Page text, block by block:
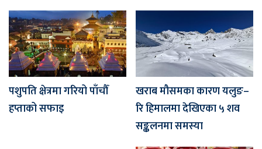
पशुपति क्षेत्रमा गरियो पाँचौँ
हप्ताको सफाइ
खराब मौसमका कारण यलुङ–
रि हिमालमा देखिएका ५ शव
सङ्कलनमा समस्या